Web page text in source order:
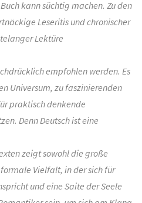
kann süchtig machen. Zu den
Leseritis und chronischer
Lektüre
empfohlen werden. Es
Universum, zu faszinierenden
praktisch denkende
Denn Deutsch ist eine
zeigt sowohl die große
Vielfalt, in der sich für
und eine Saite der Seele